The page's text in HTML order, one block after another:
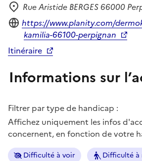
Adresse
Rue Aristide BERGES 66000
Site internet
https://www.planity.com/
kamilia-66100-perpignan
Itinéraire
Informations sur
Filtrer par type de handicap :
Affichez uniquement les infos
concernent, en fonction de votre
Difficulté à voir Difficulté à